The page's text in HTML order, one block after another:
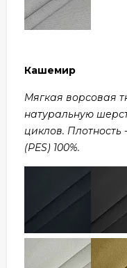
Кашемир
Мягкая ворсовая
натуральную
циклов. Плотность
(PES) 100%.